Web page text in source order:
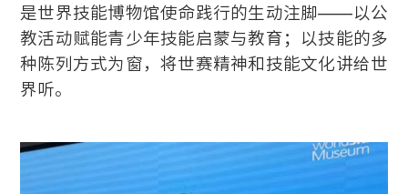
是世界技能博物馆使命践行的生动注脚——以公
教活动赋能青少年技能启蒙与教育；以技能的多
种陈列方式为窗，将世赛精神和技能文化讲给世
界听。